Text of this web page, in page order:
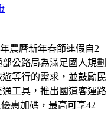
農曆新年春節連假自2
公路局為滿足國人規劃
等行的需求，並鼓勵民
工具，推出國道客運路
惠加碼，最高可享42